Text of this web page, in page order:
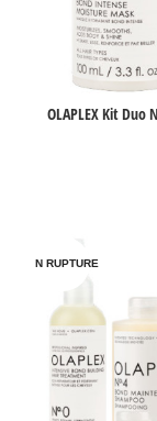
OLAPLEX Kit
EN RUPTURE